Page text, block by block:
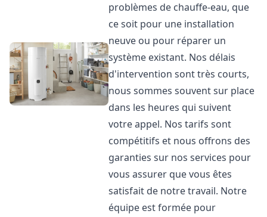
problèmes de chauffe-eau, que
ce soit pour une installation
neuve ou pour réparer un
système existant. Nos délais
d'intervention sont très courts,
nous sommes souvent sur place
dans les heures qui suivent
votre appel. Nos tarifs sont
compétitifs et nous offrons des
garanties sur nos services pour
vous assurer que vous êtes
satisfait de notre travail. Notre
équipe est formée pour